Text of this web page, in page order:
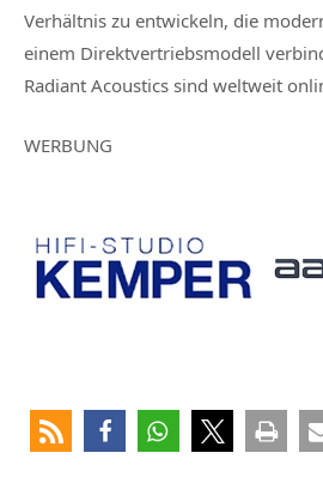
Verhältnis zu entwickeln, die
einem Direktvertriebsmodell
Radiant Acoustics sind weltweit
WERBUNG